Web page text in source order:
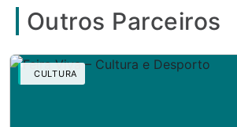
Outros Parceiros
CULTURA